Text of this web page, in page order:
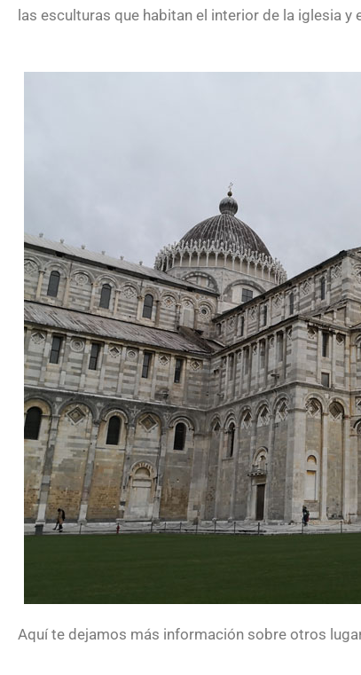
las esculturas que habitan el interior de la iglesia
Aquí te dejamos más información sobre otros